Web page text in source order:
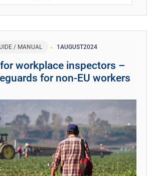
/ MANUAL 1 AUGUST2024
workplace inspectors –
for non-EU workers